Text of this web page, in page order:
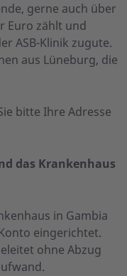
gerne auch über
Euro zählt und
ASB-Klinik zugute.
aus Lüneburg, die
bitte Ihre Adresse
das Krankenhaus
in Gambia
eingerichtet.
ohne Abzug